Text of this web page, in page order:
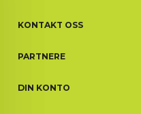
KONTAKT OSS
PARTNERE
DIN KONTO